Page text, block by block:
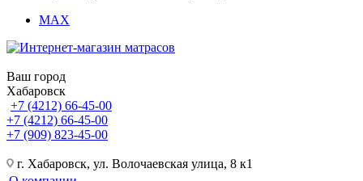
MAX
Ваш город
Хабаровск
+7 (4212) 66-45-00
+7 (4212) 66-45-00
+7 (909) 823-45-00
г. Хабаровск, ул. Волочаевская улица, 8 к1